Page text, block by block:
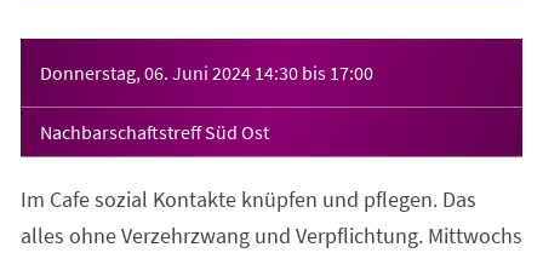
Donnerstag, 06. Juni 2024 14:30 bis 17:00
Nachbarschaftstreff Süd Ost
Im Cafe sozial Kontakte knüpfen und pflegen. Das
alles ohne Verzehrzwang und Verpflichtung. Mittwochs